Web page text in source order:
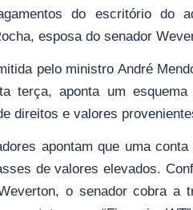
do escritório do
esposa do senador
pelo ministro André
terça, aponta um
direitos e valores
apontam que uma
de valores elevados.
o senador cobra a